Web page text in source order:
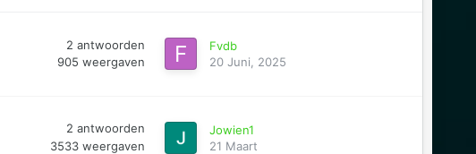
2 antwoorden
905 weergaven
Fvdb
20 Juni, 2025
2 antwoorden
3533 weergaven
Jowien1
21 Maart